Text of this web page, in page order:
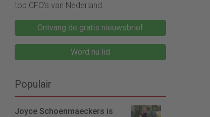
top CFO's van Nederland.
Ontvang de gratis nieuwsbrief
Word nu lid
Populair
Joyce Schoenmaeckers is